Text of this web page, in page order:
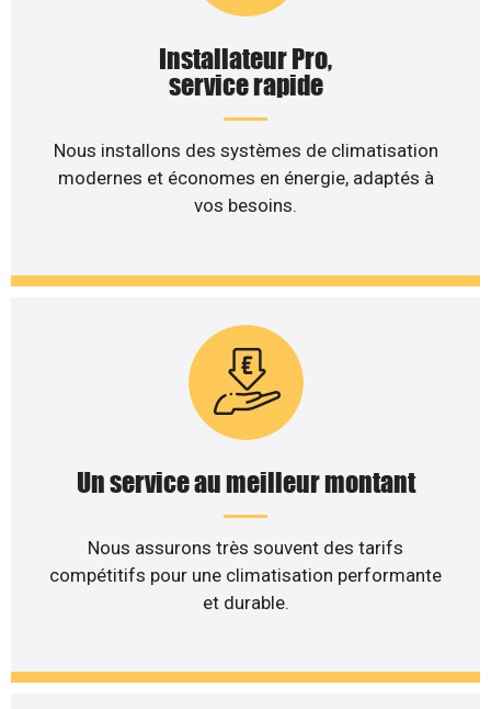
Installateur Pro,
service rapide
Nous installons des systèmes de climatisation
modernes et économes en énergie, adaptés à
vos besoins.
Un service au meilleur montant
Nous assurons très souvent des tarifs
compétitifs pour une climatisation performante
et durable.